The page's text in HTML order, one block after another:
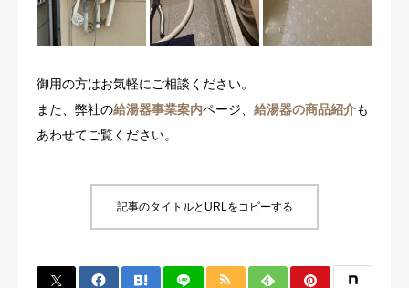
御用の方はお気軽にご相談ください。
また、弊社の給湯器事業案内ページ、 給湯器の商品紹介も
あわせてご覧ください。
記事のタイトルとURLをコピーする